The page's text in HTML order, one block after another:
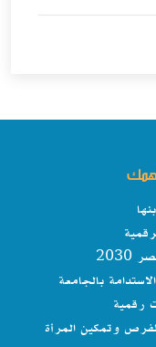
بالجامعة
رقمية
وتمكين المرأة